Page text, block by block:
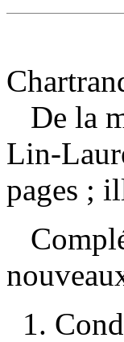
De la
Lin-
pages ;
1.